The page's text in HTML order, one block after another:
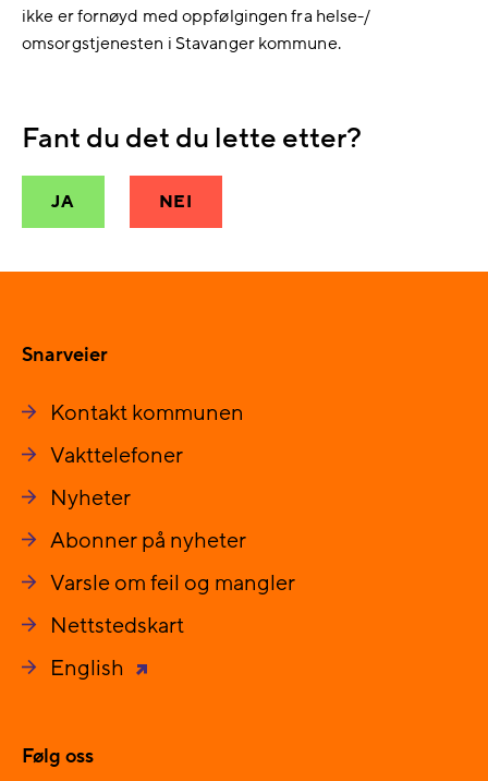
ikke er fornøyd med oppfølgingen fra helse-/
omsorgstjenesten i Stavanger kommune.
Fant du det du lette etter?
JA NEI
Snarveier
Kontakt kommunen
Vakttelefoner
Nyheter
Abonner på nyheter
Varsle om feil og mangler
Nettstedskart
English
Følg oss